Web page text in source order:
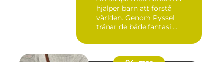
hjälper barn att förstå
världen. Genom Pyssel
tränar de både fantasi,